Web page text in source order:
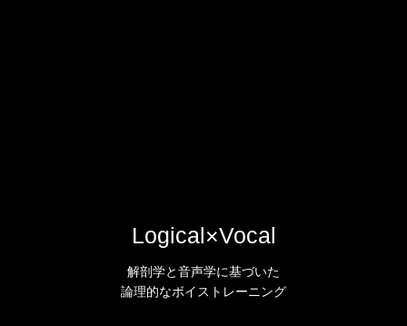
Logical×Vocal
解剖学と音声学に基づいた
論理的なボイストレーニング